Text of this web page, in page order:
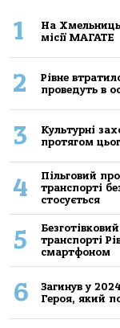
1
На
місії МАГАТЕ
2
Рівне
проведуть в
3
Культурні
протягом
4
Пільговий
транспорті
стосується
5
транспорті
смартфоном
6
Загинув у
Героя, який